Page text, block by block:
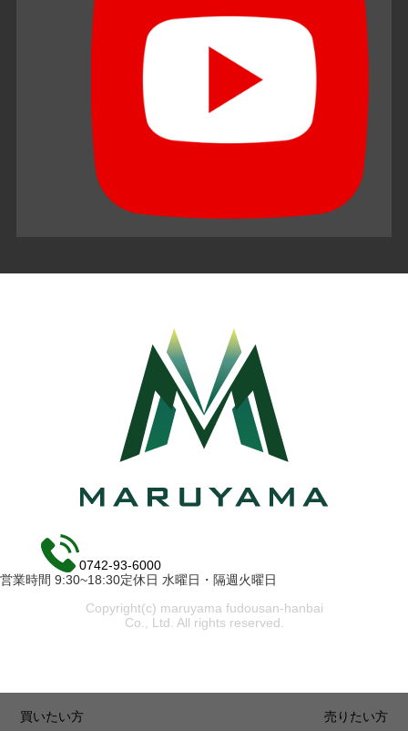
0742-93-6000
営業時間 9:30~18:30定休日 水曜日・隔週火曜日
Copyright(c) maruyama fudousan-hanbai
Co., Ltd. All rights reserved.
買いたい方 売りたい方